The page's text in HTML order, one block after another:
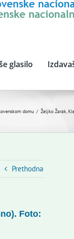
glasilo
domu Željko Žarak,
Prethodna
Foto: